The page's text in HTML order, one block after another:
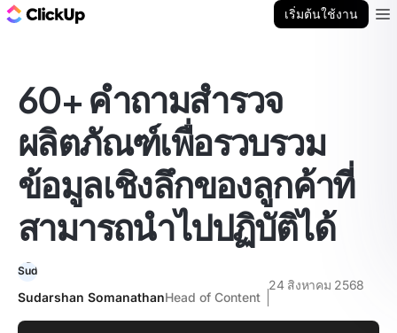
เริ่มต้นใช้งาน
60+ คำถามสำรวจ
ผลิตภัณฑ์เพื่อรวบรวม
ข้อมูลเชิงลึกของลูกค้าที่
สามารถนำไปปฏิบัติได้
Sudarshan SomanathanHead of Content
24 สิงหาคม 2568